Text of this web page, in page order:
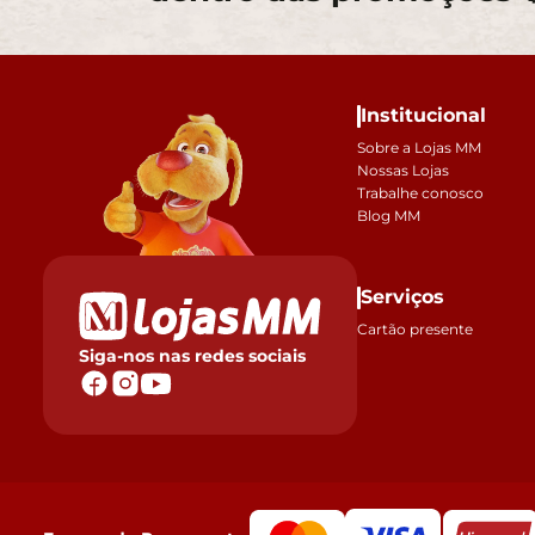
Siga-nos nas redes sociais
Institucional
Sobre a Lojas MM
Nossas Lojas
Trabalhe conosco
Blog MM
Serviços
Cartão presente